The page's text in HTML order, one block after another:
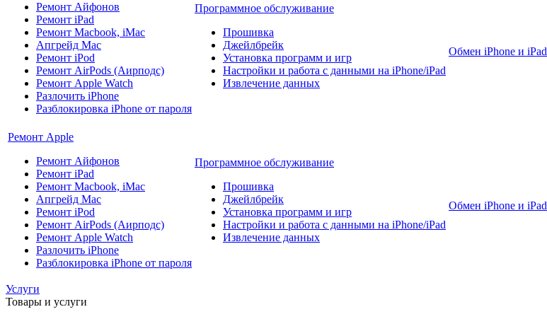
Ремонт Айфонов
Ремонт iPad
Ремонт Macbook, iMac
Апгрейд Mac
Ремонт iPod
Ремонт AirPods (Аирподс)
Ремонт Apple Watch
Разлочить iPhone
Разблокировка iPhone от пароля
Программное обслуживание
Прошивка
Джейлбрейк
Установка программ и игр
Настройки и работа с данными на iPhone/iPad
Извлечение данных
Обмен iPhone и iPad
Ремонт Apple
Ремонт Айфонов
Ремонт iPad
Ремонт Macbook, iMac
Апгрейд Mac
Ремонт iPod
Ремонт AirPods (Аирподс)
Ремонт Apple Watch
Разлочить iPhone
Разблокировка iPhone от пароля
Программное обслуживание
Прошивка
Джейлбрейк
Установка программ и игр
Настройки и работа с данными на iPhone/iPad
Извлечение данных
Обмен iPhone и iPad
Услуги
Товары и услуги